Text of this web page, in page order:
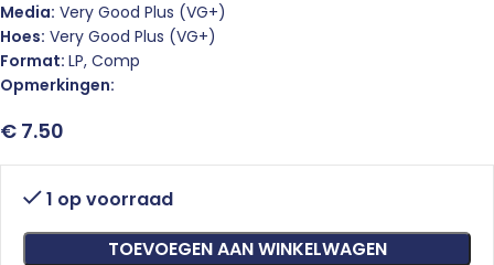
Media: Very Good Plus (VG+)
Hoes: Very Good Plus (VG+)
Format: LP, Comp
Opmerkingen:
€ 7.50
1 op voorraad
TOEVOEGEN AAN WINKELWAGEN